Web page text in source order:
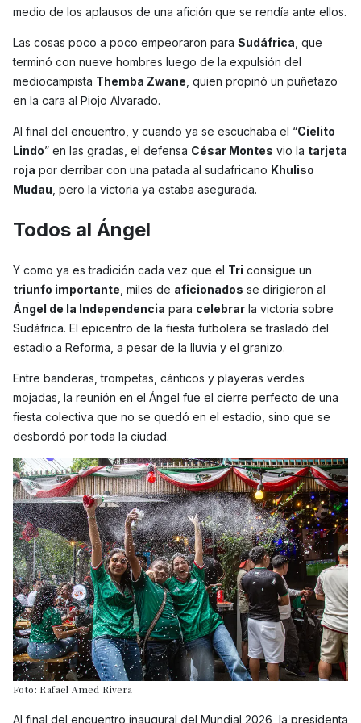
medio de los aplausos de una afición que se rendía ante ellos.
Las cosas poco a poco empeoraron para Sudáfrica , que
terminó con nueve hombres luego de la expulsión del
mediocampista Themba Zwane , quien propinó un puñetazo
en la cara al Piojo Alvarado.
Al final del encuentro, y cuando ya se escuchaba el “Cielito
Lindo” en las gradas, el defensa César Montes vio la tarjeta
roja por derribar con una patada al sudafricano Khuliso
Mudau , pero la victoria ya estaba asegurada.
Todos al Ángel
Y como ya es tradición cada vez que el Tri consigue un
triunfo importante , miles de aficionados se dirigieron al
Ángel de la Independencia para celebrar la victoria sobre
Sudáfrica. El epicentro de la fiesta futbolera se trasladó del
estadio a Reforma, a pesar de la lluvia y el granizo.
Entre banderas, trompetas, cánticos y playeras verdes
mojadas, la reunión en el Ángel fue el cierre perfecto de una
fiesta colectiva que no se quedó en el estadio, sino que se
desbordó por toda la ciudad.
Foto: Rafael Amed Rivera
Al final del encuentro inaugural del Mundial 2026, la presidenta